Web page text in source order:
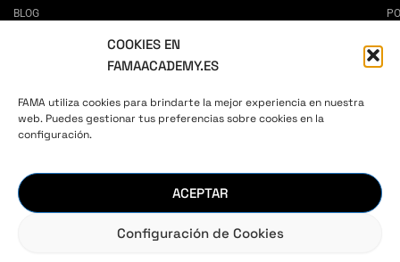
COOKIES EN
FAMAACADEMY.ES
FAMA utiliza cookies para brindarte la mejor experiencia en nuestra
web. Puedes gestionar tus preferencias sobre cookies en la
configuración.
ACEPTAR
Configuración de Cookies
BLOG
ESCUELA DE MODELOS EN MADRID
CÓMO SER MODELO
CASTINGS
AUTOESTIMA Y CONFIANZA
CURSO ONLINE DE CASTING
CURSO ONLINE DE POSADO